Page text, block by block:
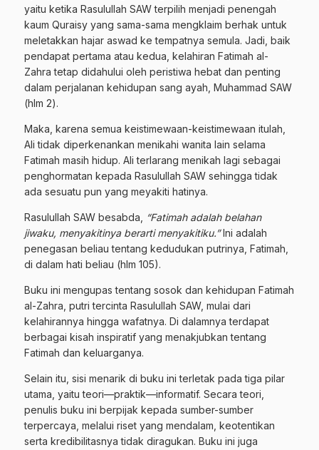
yaitu ketika Rasulullah SAW terpilih menjadi penengah
kaum Quraisy yang sama-sama mengklaim berhak untuk
meletakkan hajar aswad ke tempatnya semula. Jadi, baik
pendapat pertama atau kedua, kelahiran Fatimah al-
Zahra tetap didahului oleh peristiwa hebat dan penting
dalam perjalanan kehidupan sang ayah, Muhammad SAW
(hlm 2).
Maka, karena semua keistimewaan-keistimewaan itulah,
Ali tidak diperkenankan menikahi wanita lain selama
Fatimah masih hidup. Ali terlarang menikah lagi sebagai
penghormatan kepada Rasulullah SAW sehingga tidak
ada sesuatu pun yang meyakiti hatinya.
Rasulullah SAW besabda,
“Fatimah adalah belahan
jiwaku, menyakitinya berarti menyakitiku.”Ini adalah
penegasan beliau tentang kedudukan putrinya, Fatimah,
di dalam hati beliau (hlm 105).
Buku ini mengupas tentang sosok dan kehidupan Fatimah
al-Zahra, putri tercinta Rasulullah SAW, mulai dari
kelahirannya hingga wafatnya. Di dalamnya terdapat
berbagai kisah inspiratif yang menakjubkan tentang
Fatimah dan keluarganya.
Selain itu, sisi menarik di buku ini terletak pada tiga pilar
utama, yaitu teori—praktik—informatif. Secara teori,
penulis buku ini berpijak kepada sumber-sumber
terpercaya, melalui riset yang mendalam, keotentikan
serta kredibilitasnya tidak diragukan. Buku ini juga